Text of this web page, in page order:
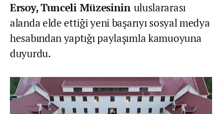
Ersoy,Tunceli Müzesinin uluslararası
alanda elde ettiği yeni başarıyı sosyal medya
hesabından yaptığı paylaşımla kamuoyuna
duyurdu.